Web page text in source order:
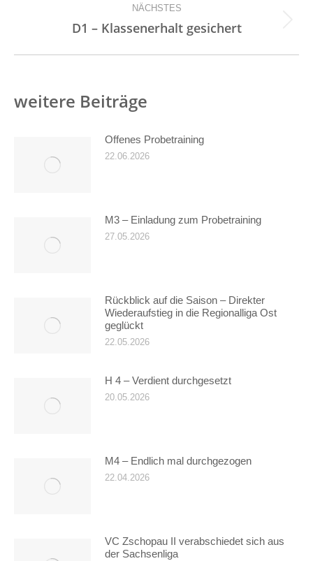
NÄCHSTES
Nächster
Beitrag:
D1 – Klassenerhalt gesichert
weitere Beiträge
Offenes Probetraining
22.06.2026
M3 – Einladung zum Probetraining
27.05.2026
Rückblick auf die Saison – Direkter
Wiederaufstieg in die Regionalliga Ost
geglückt
22.05.2026
H 4 – Verdient durchgesetzt
20.05.2026
M4 – Endlich mal durchgezogen
22.04.2026
VC Zschopau II verabschiedet sich aus
der Sachsenliga